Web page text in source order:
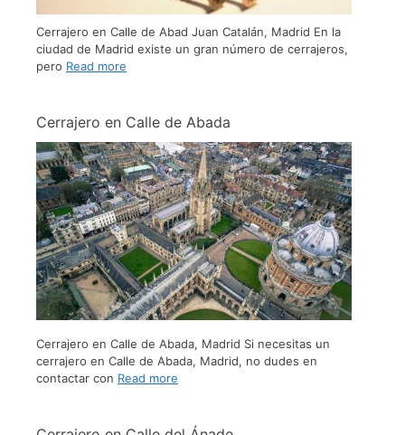
Cerrajero en Calle de Abad Juan Catalán, Madrid En la
ciudad de Madrid existe un gran número de cerrajeros,
pero Read more
Cerrajero en Calle de Abada
Cerrajero en Calle de Abada, Madrid Si necesitas un
cerrajero en Calle de Abada, Madrid, no dudes en
contactar con Read more